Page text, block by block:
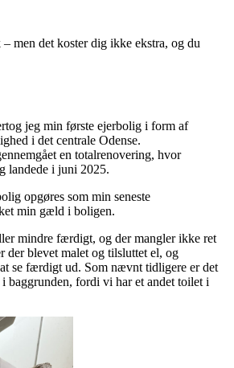
men det koster dig ikke ekstra, og du
jeg min første ejerbolig i form af
i det centrale Odense.
en totalrenovering, hvor
landede i juni 2025.
opgøres som min seneste
min gæld i boligen.
mindre færdigt, og der mangler ikke ret
der blevet malet og tilsluttet el, og
se færdigt ud. Som nævnt tidligere er det
baggrunden, fordi vi har et andet toilet i